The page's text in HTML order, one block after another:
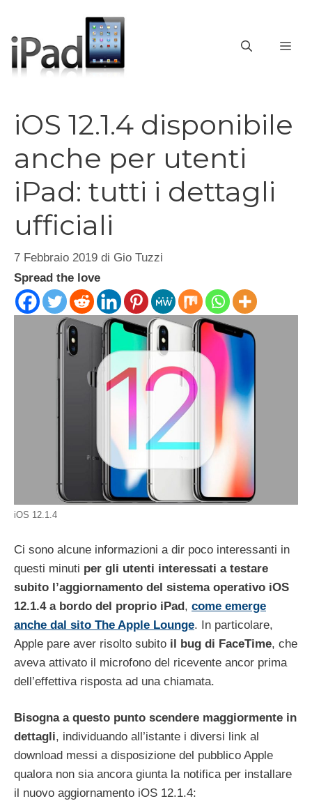
contenuto
iOS 12.1.4 disponibile
anche per utenti
iPad: tutti i dettagli
ufficiali
7 Febbraio 2019 di Gio Tuzzi
Spread the love
iOS 12.1.4
Ci sono alcune informazioni a dir poco interessanti in
questi minuti per gli utenti interessati a testare
subito l’aggiornamento del sistema operativo iOS
12.1.4 a bordo del proprio iPad, come emerge
anche dal sito The Apple Lounge. In particolare,
Apple pare aver risolto subito il bug di FaceTime, che
aveva attivato il microfono del ricevente ancor prima
dell’effettiva risposta ad una chiamata.
Bisogna a questo punto scendere maggiormente in
dettagli, individuando all’istante i diversi link al
download messi a disposizione del pubblico Apple
qualora non sia ancora giunta la notifica per installare
il nuovo aggiornamento iOS 12.1.4: